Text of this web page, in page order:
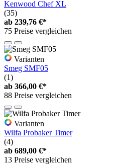
Kenwood Chef XL
(35)
ab 239,76 €*
75 Preise vergleichen
Varianten
Smeg SMF05
(1)
ab 366,00 €*
88 Preise vergleichen
Varianten
Wilfa Probaker Timer
(4)
ab 689,00 €*
13 Preise vergleichen